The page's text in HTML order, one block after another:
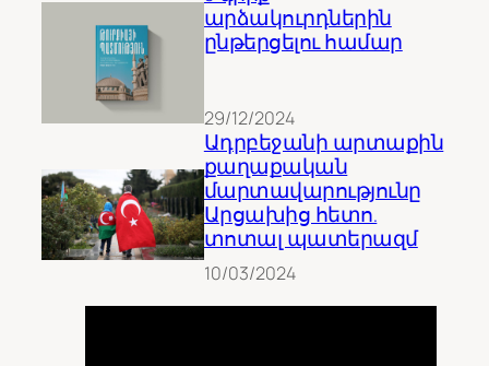
արձակուրդներին
ընթերցելու համար
29/12/2024
Ադրբեջանի արտաքին
քաղաքական
մարտավարությունը
Արցախից հետո.
տոտալ պատերազմ
10/03/2024